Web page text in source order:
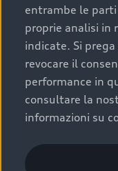
efficienza
componenti
prestazioni
Acquistare un’auto
Audi che offre
Scelta :plus,
sottoposto a 110
garanzia fino a 4
acquisto.
entrambe le
proprie analisi in
indicate. Si
revocare il
performance in
consultare la
informazioni su